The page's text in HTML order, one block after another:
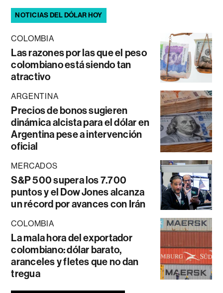
NOTICIAS DEL DÓLAR HOY
COLOMBIA
Las razones por las que el peso
colombiano está siendo tan
atractivo
ARGENTINA
Precios de bonos sugieren
dinámica alcista para el dólar en
Argentina pese a intervención
oficial
MERCADOS
S&P 500 supera los 7.700
puntos y el Dow Jones alcanza
un récord por avances con Irán
COLOMBIA
La mala hora del exportador
colombiano: dólar barato,
aranceles y fletes que no dan
tregua